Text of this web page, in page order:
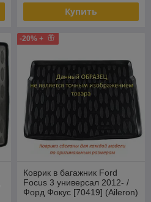
Купить
-20% +
Коврик в багажник Ford
Focus 3 универсал 2012- /
Форд Фокус [70419] (Aileron)